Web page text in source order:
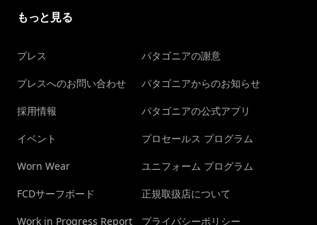
もっと見る
プレス
プレスへのお問い合わせ
採用情報
イベント
Worn Wear
FCDサーフボード
Work in Progress Report
パタゴニアの謝意
パタゴニアからのお知らせ
パタゴニアの公式アプリ
プロセールス プログラム
ユニフォーム プログラム
正規取扱店について
プライバシーポリシー